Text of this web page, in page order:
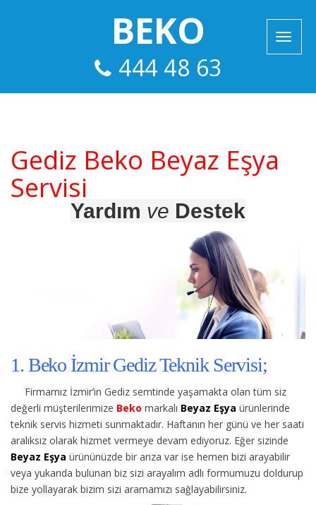
BEKO
444 48 63
Gediz Beko Beyaz Eşya
Servisi
Yardım ve Destek
1. Beko İzmir Gediz Teknik Servisi;
Firmamız İzmir’in Gediz semtinde yaşamakta olan tüm siz
değerli müşterilerimize Beko markalı Beyaz Eşya ürünlerinde
teknik servis hizmeti sunmaktadır. Haftanın her günü ve her saati
aralıksız olarak hizmet vermeye devam ediyoruz. Eğer sizinde
Beyaz Eşya ürününüzde bir arıza var ise hemen bizi arayabilir
veya yukarıda bulunan biz sizi arayalım adlı formumuzu doldurup
bize yollayarak bizim sizi aramamızı sağlayabilirsiniz.